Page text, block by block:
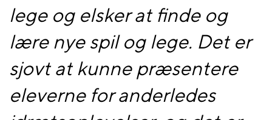
lege og elsker at finde og
lære nye spil og lege. Det er
sjovt at kunne præsentere
eleverne for anderledes